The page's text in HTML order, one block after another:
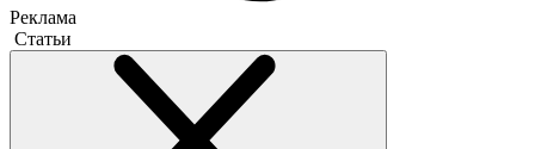
Реклама
Статьи